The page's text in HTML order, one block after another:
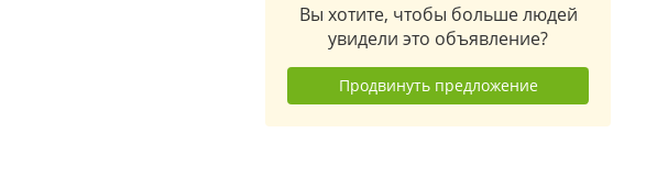
Вы хотите, чтобы больше людей
увидели это объявление?
Продвинуть предложение